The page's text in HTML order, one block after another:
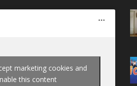
marketing cookies and
this content